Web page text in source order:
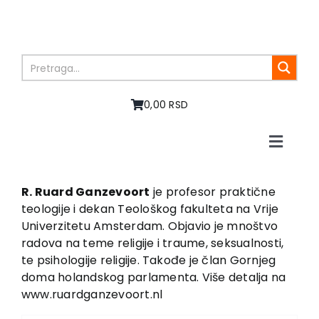
0,00 RSD
Toggle
About us
Books
In preparation
Sale
Authors
News
R. Ruard Ganzevoort je profesor praktične
teologije i dekan Teološkog fakulteta na Vrije
Univerzitetu Amsterdam. Objavio je mnoštvo
radova na teme religije i traume, seksualnosti,
te psihologije religije. Takođe je član Gornjeg
doma holandskog parlamenta. Više detalja na
www.ruardganzevoort.nl